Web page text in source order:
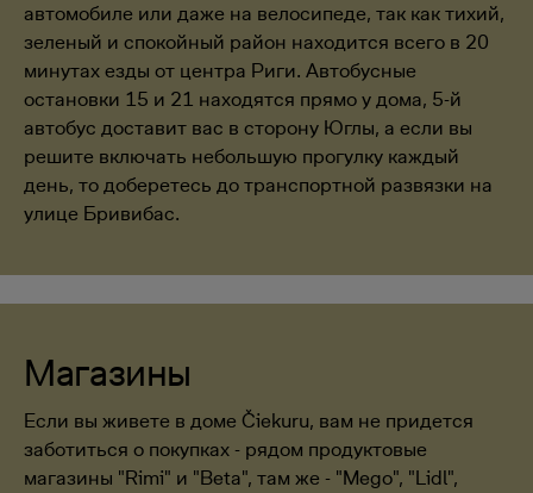
автомобиле или даже на велосипеде, так как тихий,
зеленый и спокойный район находится всего в 20
минутах езды от центра Риги. Автобусные
остановки 15 и 21 находятся прямо у дома, 5-й
автобус доставит вас в сторону Юглы, а если вы
решите включать небольшую прогулку каждый
день, то доберетесь до транспортной развязки на
улице Бривибас.
Магазины
Если вы живете в доме Čiekuru, вам не придется
заботиться о покупках - рядом продуктовые
магазины "Rimi" и "Beta", там же - "Mego", "Lidl",